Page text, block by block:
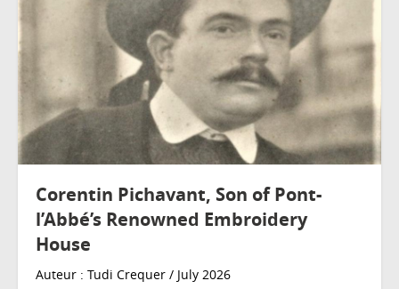
Corentin Pichavant, Son of Pont-
l’Abbé’s Renowned Embroidery
House
Auteur : Tudi Crequer / July 2026